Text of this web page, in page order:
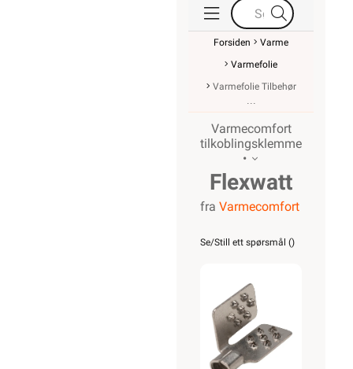
Forsiden
Varme
Varmefolie
Varmefolie Tilbehør
Varmecomfort
tilkoblingsklemme
•
Flexwatt
fra Varmecomfort
Se/Still ett spørsmål ()